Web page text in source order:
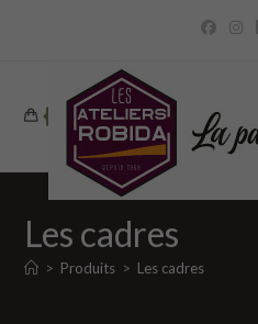
Les cadres
> Produits > Les cadres